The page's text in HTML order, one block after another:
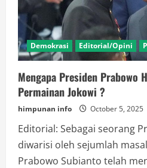
Demokrasi Editorial/Opini
Mengapa Presiden Prabowo
Permainan Jokowi ?
himpunan info October 5, 2025
Editorial: Sebagai seorang
diwarisi oleh sejumlah
Prabowo Subianto telah